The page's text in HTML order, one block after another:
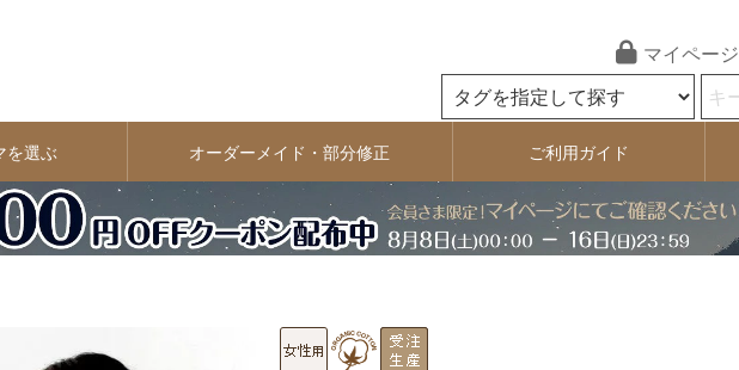
マイページ
を選ぶ オーダーメイド・部分修正 ご利用ガイド